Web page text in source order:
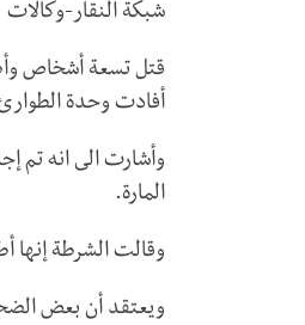
شبكة النقار-وكالات
قتل تسعة أشخاص
أفادت وحدة
وأشارت الى انه تم
المارة.
وقالت الشرطة إنها
ويعتقد أن بعض